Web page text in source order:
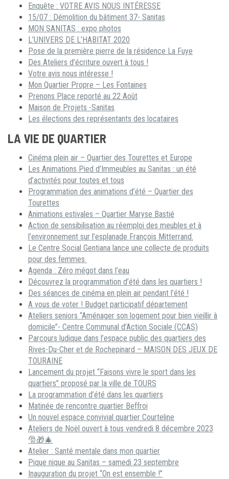
Enquête : VOTRE AVIS NOUS INTÉRESSE
15/07 : Démolition du bâtiment 37- Sanitas
MON SANITAS : expo photos
L’UNIVERS DE L’HABITAT 2020
Pose de la première pierre de la résidence La Fuye
Des Ateliers d’écriture ouvert à tous !
Votre avis nous intéresse !
Mon Quartier Propre – Les Fontaines
Prenons Place reporté au 22 Août
Maison de Projets -Sanitas
Les élections des représentants des locataires
LA VIE DE QUARTIER
Cinéma plein air – Quartier des Tourettes et Europe
Les Animations Pied d’Immeubles au Sanitas : un été
d’activités pour toutes et tous
Programmation des animations d’été – Quartier des
Tourettes
Animations estivales – Quartier Maryse Bastié
Action de sensibilisation au réemploi des meubles et à
l’environnement sur l’esplanade François Mitterrand.
Le Centre Social Gentiana lance une collecte de produits
pour des femmes
Agenda : Zéro mégot dans l’eau
Découvrez la programmation d’été dans les quartiers !
Des séances de cinéma en plein air pendant l’été !
A vous de voter ! Budget participatif département
Ateliers seniors “Aménager son logement pour bien vieillir à
domicile”- Centre Communal d’Action Sociale (CCAS)
Parcours ludique dans l’espace public des quartiers des
Rives-Du-Cher et de Rochepinard – MAISON DES JEUX DE
TOURAINE
Lancement du projet “Faisons vivre le sport dans les
quartiers” proposé par la ville de TOURS
La programmation d’été dans les quartiers
Matinée de rencontre quartier Beffroi
Un nouvel espace convivial quartier Courteline
Ateliers de Noël ouvert à tous vendredi 8 décembre 2023
🎅🎁🎄
Atelier : Santé mentale dans mon quartier
Pique nique au Sanitas – samedi 23 septembre
Inauguration du projet “On est ensemble !”